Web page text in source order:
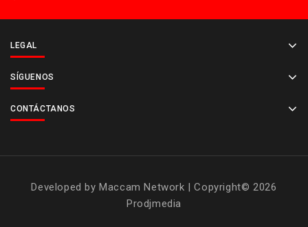
LEGAL
SÍGUENOS
CONTÁCTANOS
Developed byMaccam Network | Copyright© 2026
Prodjmedia